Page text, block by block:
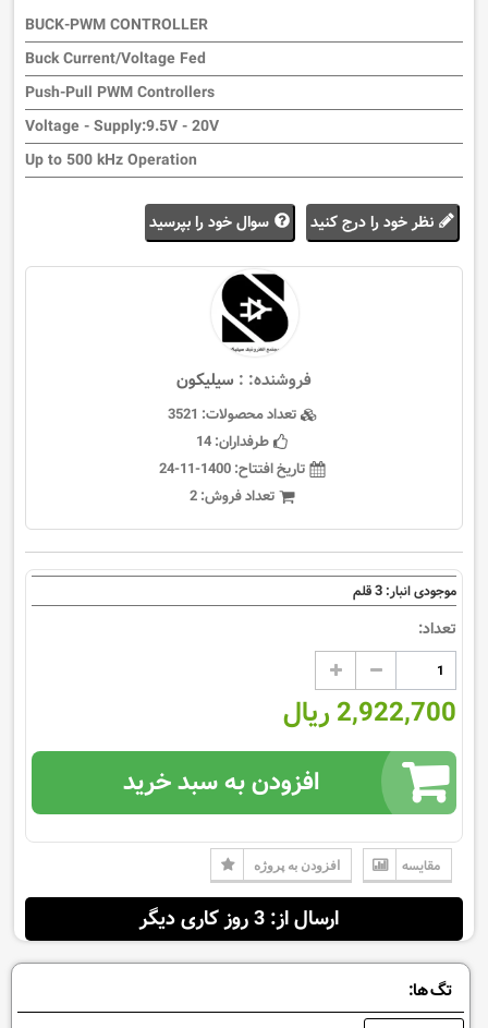
BUCK-PWM CONTROLLER
Buck Current/Voltage Fed
Push-Pull PWM Controllers
Voltage - Supply:9.5V - 20V
Up to 500 kHz Operation
نظر خود را درج کنید سوال خود را بپرسید
فروشنده: : سيليكون
تعداد محصولات: 3521
طرفداران:14
تاریخ افتتاح:1400-11-24
تعداد فروش:2
موجودی انبار: 3قلم
تعداد:
2,922,700 ریال
افزودن به سبد خرید
مقایسه افزودن به پروژه
ارسال از: 3 روز کاری دیگر
تگ ها: